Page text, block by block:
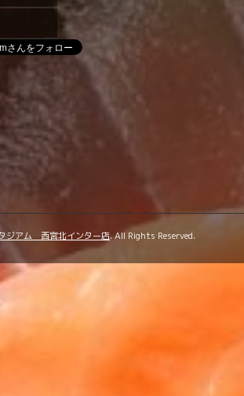
ジアム 西宮北インター店. All Rights Reserved.